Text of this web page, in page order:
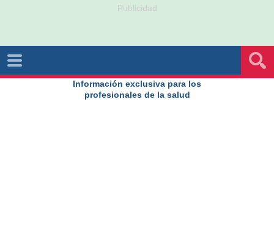
Publicidad
Información exclusiva para los
profesionales de la salud